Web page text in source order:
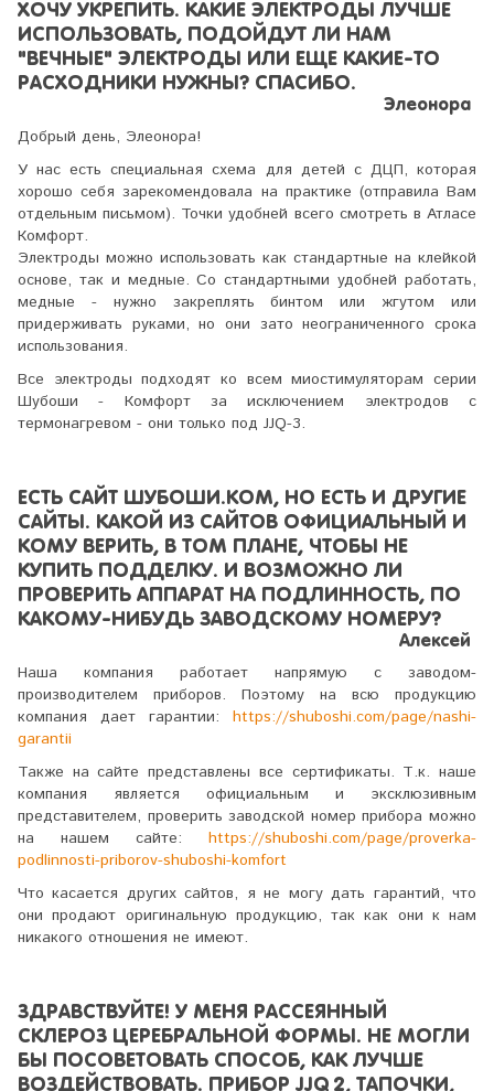
ХОЧУ УКРЕПИТЬ. КАКИЕ ЭЛЕКТРОДЫ ЛУЧШЕ
ИСПОЛЬЗОВАТЬ, ПОДОЙДУТ ЛИ НАМ
"ВЕЧНЫЕ" ЭЛЕКТРОДЫ ИЛИ ЕЩЕ КАКИЕ-ТО
РАСХОДНИКИ НУЖНЫ? СПАСИБО.
Элеонора
Добрый день, Элеонора!
У нас есть специальная схема для детей с ДЦП, которая
хорошо себя зарекомендовала на практике (отправила Вам
отдельным письмом). Точки удобней всего смотреть в Атласе
Комфорт.
Электроды можно использовать как стандартные на клейкой
основе, так и медные. Со стандартными удобней работать,
медные - нужно закреплять бинтом или жгутом или
придерживать руками, но они зато неограниченного срока
использования.
Все электроды подходят ко всем миостимуляторам серии
Шубоши - Комфорт за исключением электродов с
термонагревом - они только под JJQ-3.
ЕСТЬ САЙТ ШУБОШИ.КОМ, НО ЕСТЬ И ДРУГИЕ
САЙТЫ. КАКОЙ ИЗ САЙТОВ ОФИЦИАЛЬНЫЙ И
КОМУ ВЕРИТЬ, В ТОМ ПЛАНЕ, ЧТОБЫ НЕ
КУПИТЬ ПОДДЕЛКУ. И ВОЗМОЖНО ЛИ
ПРОВЕРИТЬ АППАРАТ НА ПОДЛИННОСТЬ, ПО
КАКОМУ-НИБУДЬ ЗАВОДСКОМУ НОМЕРУ?
Алексей
Наша компания работает напрямую с заводом-
производителем приборов. Поэтому на всю продукцию
компания дает гарантии: https://shuboshi.com/page/nashi-
garantii
Также на сайте представлены все сертификаты. Т.к. наше
компания является официальным и эксклюзивным
представителем, проверить заводской номер прибора можно
на нашем сайте: https://shuboshi.com/page/proverka-
podlinnosti-priborov-shuboshi-komfort
Что касается других сайтов, я не могу дать гарантий, что
они продают оригинальную продукцию, так как они к нам
никакого отношения не имеют.
ЗДРАВСТВУЙТЕ! У МЕНЯ РАССЕЯННЫЙ
СКЛЕРОЗ ЦЕРЕБРАЛЬНОЙ ФОРМЫ. НЕ МОГЛИ
БЫ ПОСОВЕТОВАТЬ СПОСОБ, КАК ЛУЧШЕ
ВОЗДЕЙСТВОВАТЬ. ПРИБОР JJQ 2, ТАПОЧКИ,